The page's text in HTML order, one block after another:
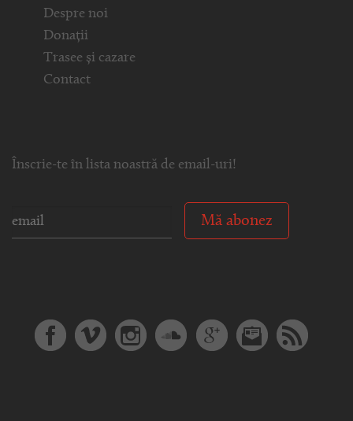
Despre noi
Donații
Trasee și cazare
Contact
Înscrie-te în lista noastră de email-uri!
Mă abonez